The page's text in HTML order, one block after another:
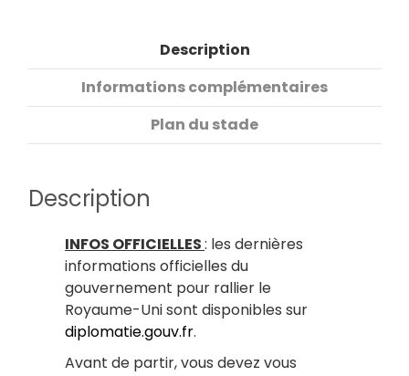
Description
Informations complémentaires
Plan du stade
Description
INFOS OFFICIELLES: les dernières
informations officielles du
gouvernement pour rallier le
Royaume-Uni sont disponibles sur
diplomatie.gouv.fr.
Avant de partir, vous devez vous